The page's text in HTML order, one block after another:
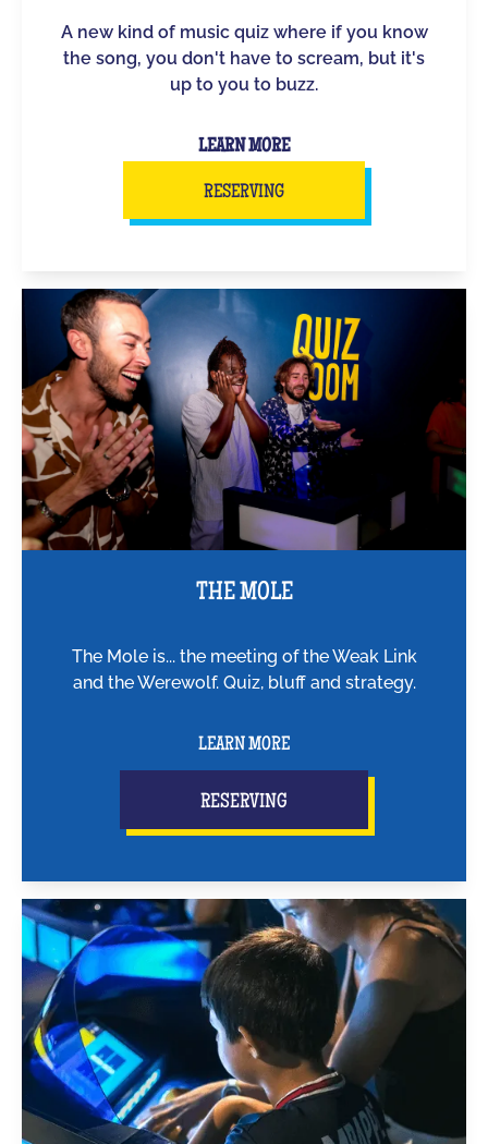
A new kind of music quiz where if you know
the song, you don't have to scream, but it's
up to you to buzz.
LEARN MORE
RESERVING
THE MOLE
The Mole is... the meeting of the Weak Link
and the Werewolf. Quiz, bluff and strategy.
LEARN MORE
RESERVING